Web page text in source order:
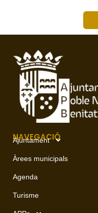
NAVEGACIÓ
Ajuntament
Àrees municipals
Agenda
Turisme